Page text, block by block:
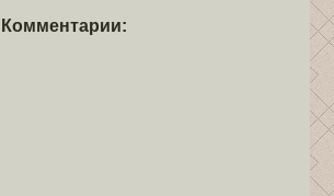
Комментарии: